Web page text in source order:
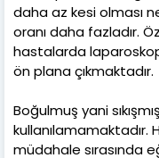
daha az kesi olması
oranı daha fazladır.
hastalarda
ön plana çıkmaktadır.
Boğulmuş yani
kullanılamamaktadır.
müdahale sırasında